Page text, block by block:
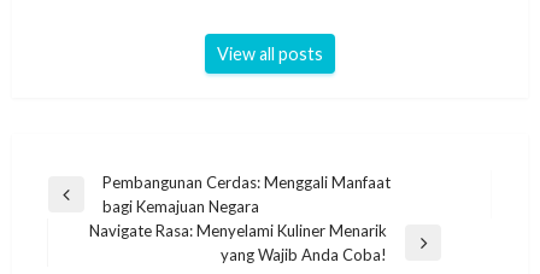
View all posts
Post
navigation
Previous
Pembangunan Cerdas: Menggali Manfaat
bagi Kemajuan Negara
Navigate Rasa: Menyelami Kuliner Menarik
yang Wajib Anda Coba!